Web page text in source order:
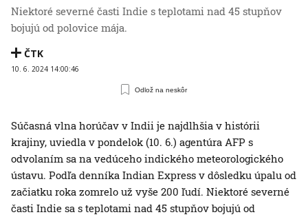
Niektoré severné časti Indie s teplotami nad 45 stupňov
bojujú od polovice mája.
ČTK
10. 6. 2024 14:00:46
Odlož na neskôr
Súčasná vlna horúčav v Indii je najdlhšia v histórii
krajiny, uviedla v pondelok (10. 6.) agentúra AFP s
odvolaním sa na vedúceho indického meteorologického
ústavu. Podľa denníka Indian Express v dôsledku úpalu od
začiatku roka zomrelo už vyše 200 ľudí. Niektoré severné
časti Indie sa s teplotami nad 45 stupňov bojujú od